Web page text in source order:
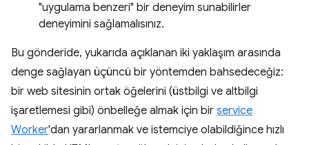
"uygulama benzeri" bir deneyim sunabilirler
deneyimini sağlamalısınız.
Bu gönderide, yukarıda açıklanan iki yaklaşım arasında
denge sağlayan üçüncü bir yöntemden bahsedeceğiz:
bir web sitesinin ortak öğelerini (üstbilgi ve altbilgi
işaretlemesi gibi) önbelleğe almak için bir service
Worker'dan yararlanmak ve istemciye olabildiğince hızlı